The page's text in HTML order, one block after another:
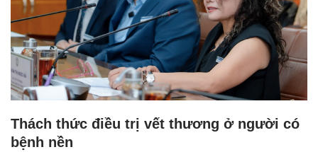
Thách thức điều trị vết thương ở người có
bệnh nền